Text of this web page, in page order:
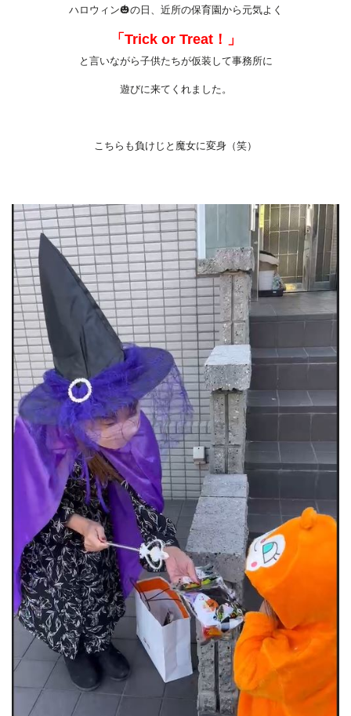
ハロウィン🎃の日、近所の保育園から元気よく
「Trick or Treat！」
と言いながら子供たちが仮装して事務所に
遊びに来てくれました。
こちらも負けじと魔女に変身（笑）